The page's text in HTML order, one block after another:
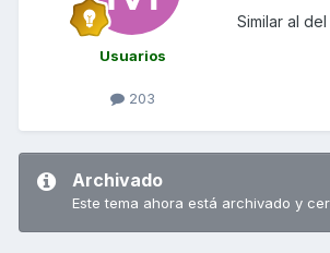
Usuarios
203
Similar al
Archivado
Este tema ahora está archivado y